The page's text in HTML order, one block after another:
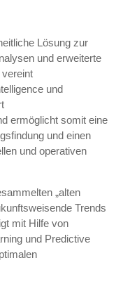
Lösung zur
und erweiterte
vereint
und
ermöglicht somit eine
und einen
und operativen
„alten
Trends
mit Hilfe von
und Predictive